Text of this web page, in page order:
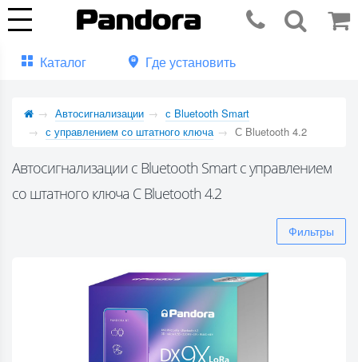
Каталог Где установить
Автосигнализации
с Bluetooth Smart
с управлением со штатного ключа
С Bluetooth 4.2
Автосигнализации с Bluetooth Smart с управлением
со штатного ключа С Bluetooth 4.2
Фильтры